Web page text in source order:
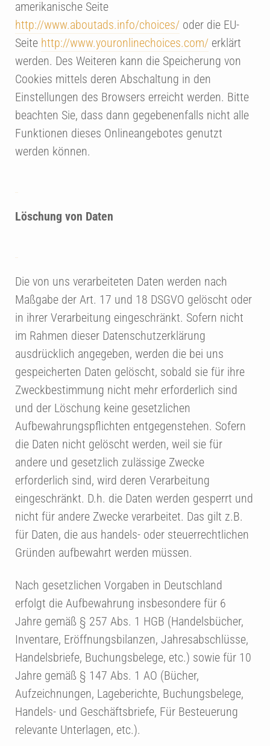
amerikanische Seite
http://www.aboutads.info/choices/ oder die EU-
Seite http://www.youronlinechoices.com/ erklärt
werden. Des Weiteren kann die Speicherung von
Cookies mittels deren Abschaltung in den
Einstellungen des Browsers erreicht werden. Bitte
beachten Sie, dass dann gegebenenfalls nicht alle
Funktionen dieses Onlineangebotes genutzt
werden können.
Löschung von Daten
Die von uns verarbeiteten Daten werden nach
Maßgabe der Art. 17 und 18 DSGVO gelöscht oder
in ihrer Verarbeitung eingeschränkt. Sofern nicht
im Rahmen dieser Datenschutzerklärung
ausdrücklich angegeben, werden die bei uns
gespeicherten Daten gelöscht, sobald sie für ihre
Zweckbestimmung nicht mehr erforderlich sind
und der Löschung keine gesetzlichen
Aufbewahrungspflichten entgegenstehen. Sofern
die Daten nicht gelöscht werden, weil sie für
andere und gesetzlich zulässige Zwecke
erforderlich sind, wird deren Verarbeitung
eingeschränkt. D.h. die Daten werden gesperrt und
nicht für andere Zwecke verarbeitet. Das gilt z.B.
für Daten, die aus handels- oder steuerrechtlichen
Gründen aufbewahrt werden müssen.
Nach gesetzlichen Vorgaben in Deutschland
erfolgt die Aufbewahrung insbesondere für 6
Jahre gemäß § 257 Abs. 1 HGB (Handelsbücher,
Inventare, Eröffnungsbilanzen, Jahresabschlüsse,
Handelsbriefe, Buchungsbelege, etc.) sowie für 10
Jahre gemäß § 147 Abs. 1 AO (Bücher,
Aufzeichnungen, Lageberichte, Buchungsbelege,
Handels- und Geschäftsbriefe, Für Besteuerung
relevante Unterlagen, etc.).